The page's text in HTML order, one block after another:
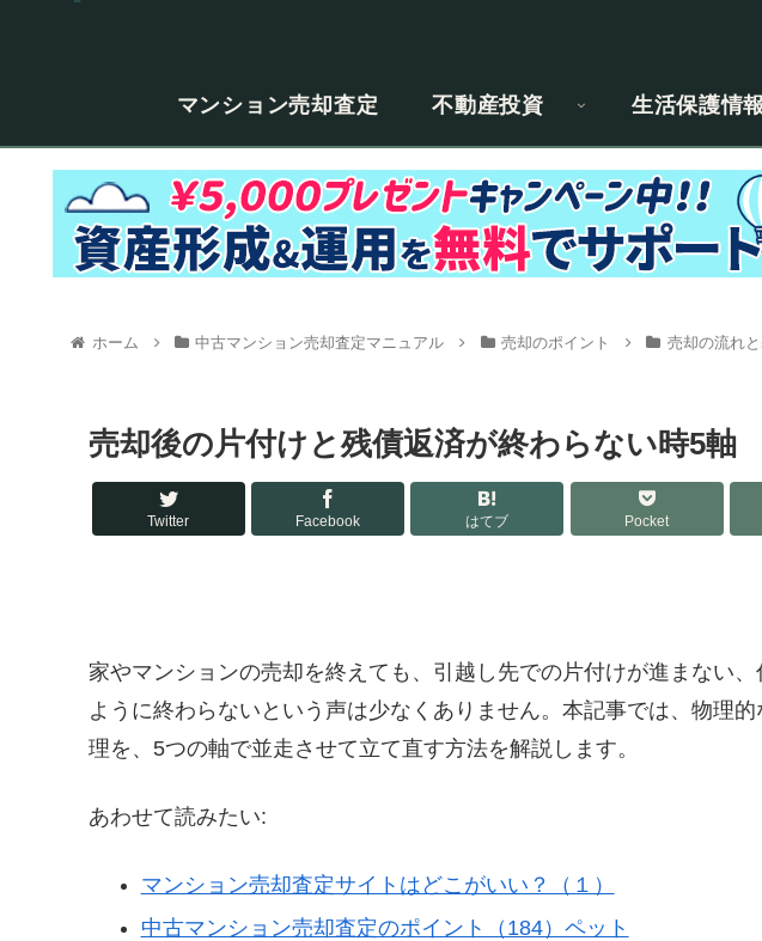
マンション売却査定 不動産投資 生活保護情報
ホーム 中古マンション売却査定マニュアル 売却のポイント 売却の流れ
売却後の片付けと残債返済が終わらない時5軸
Twitter Facebook はてブ Pocket
家やマンションの売却を終えても、引越し先での片付けが進まない
ように終わらないという声は少なくありません。本記事では、物理
理を、5つの軸で並走させて立て直す方法を解説します。
あわせて読みたい:
マンション売却査定サイトはどこがいい？（１）
中古マンション売却査定のポイント（184）ペット